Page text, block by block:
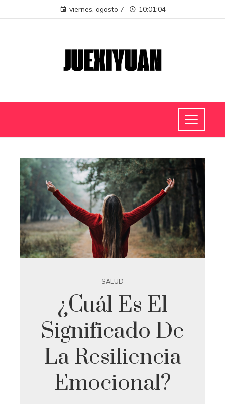
viernes, agosto 7 10:01:04
SALUD
¿Cuál Es El
Significado De
La Resiliencia
Emocional?